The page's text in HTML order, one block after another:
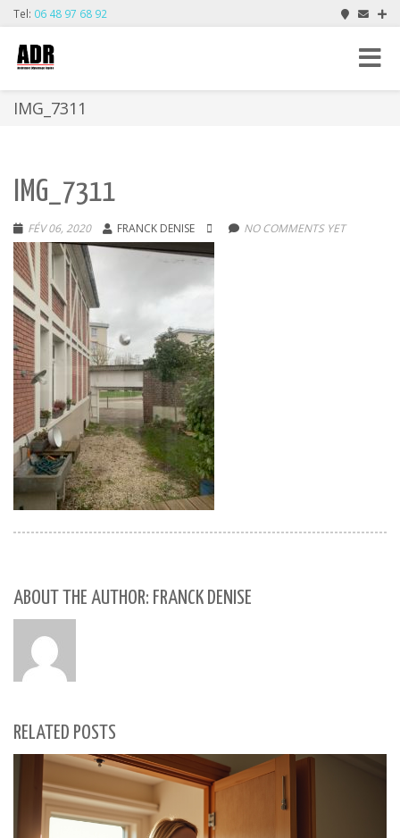
Tel: 06 48 97 68 92
Toggle
IMG_7311
IMG_7311
FÉV 06, 2020 FRANCK DENISE NO COMMENTS YET
ABOUT THE AUTHOR: FRANCK DENISE
RELATED POSTS